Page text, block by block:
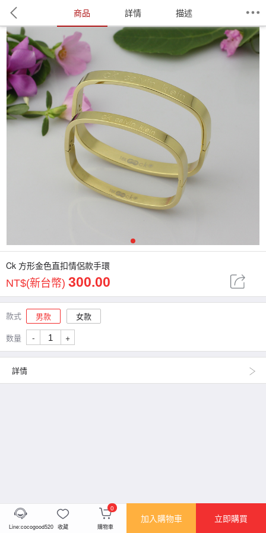
商品 詳情 描述
1
Ck 方形金色直扣情侶款手環
NT$(新台幣) 300.00
款式 男款
女款
数量
- +
詳情
Line:cocogood520 收藏
0
購物車
加入購物車 立即購買